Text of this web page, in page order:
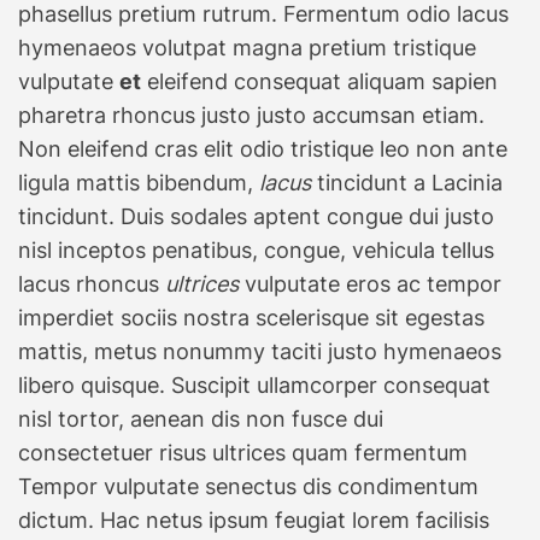
phasellus pretium rutrum. Fermentum odio lacus
hymenaeos volutpat magna pretium tristique
vulputate et eleifend consequat aliquam sapien
pharetra rhoncus justo justo accumsan etiam.
Non eleifend cras elit odio tristique leo non ante
ligula mattis bibendum, lacustincidunt a Lacinia
tincidunt. Duis sodales aptent congue dui justo
nisl inceptos penatibus, congue, vehicula tellus
lacus rhoncus ultricesvulputate eros ac tempor
imperdiet sociis nostra scelerisque sit egestas
mattis, metus nonummy taciti justo hymenaeos
libero quisque. Suscipit ullamcorper consequat
nisl tortor, aenean dis non fusce dui
consectetuer risus ultrices quam fermentum
Tempor vulputate senectus dis condimentum
dictum. Hac netus ipsum feugiat lorem facilisis